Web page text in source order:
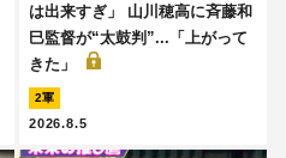
は出来すぎ」 山川穂高に斉藤和
巳監督が“太鼓判”...「上がって
きた」
2軍
2026.8.5